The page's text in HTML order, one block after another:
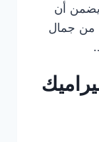
يضمن أن
من جمال